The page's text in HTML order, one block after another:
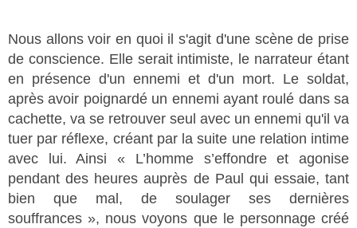
Nous allons voir en quoi il s'agit d'une scène de prise
de conscience. Elle serait intimiste, le narrateur étant
en présence d'un ennemi et d'un mort. Le soldat,
après avoir poignardé un ennemi ayant roulé dans sa
cachette, va se retrouver seul avec un ennemi qu'il va
tuer par réflexe, créant par la suite une relation intime
avec lui. Ainsi « L’homme s’effondre et agonise
pendant des heures auprès de Paul qui essaie, tant
bien que mal, de soulager ses dernières
souffrances », nous voyons que le personnage créé